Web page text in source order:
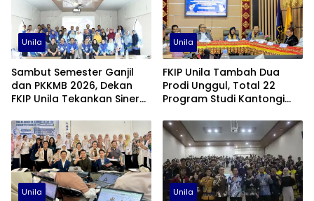
Unila
Sambut Semester Ganjil
dan PKKMB 2026, Dekan
FKIP Unila Tekankan Sinergi
Unila
FKIP Unila Tambah Dua
Prodi Unggul, Total 22
Program Studi Kantongi
Unila Unila